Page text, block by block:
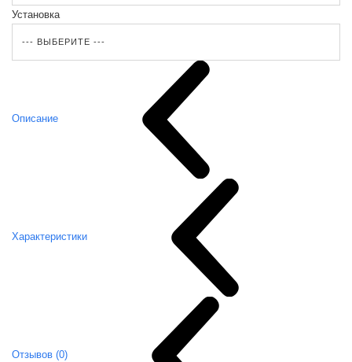
Установка
Описание
Характеристики
Отзывов (0)